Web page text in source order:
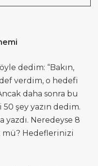
dedim: “Bakın,
verdim, o hedefi
daha sonra bu
şey yazın dedim.
yazdı. Neredeyse 8
mü? Hedeflerinizi